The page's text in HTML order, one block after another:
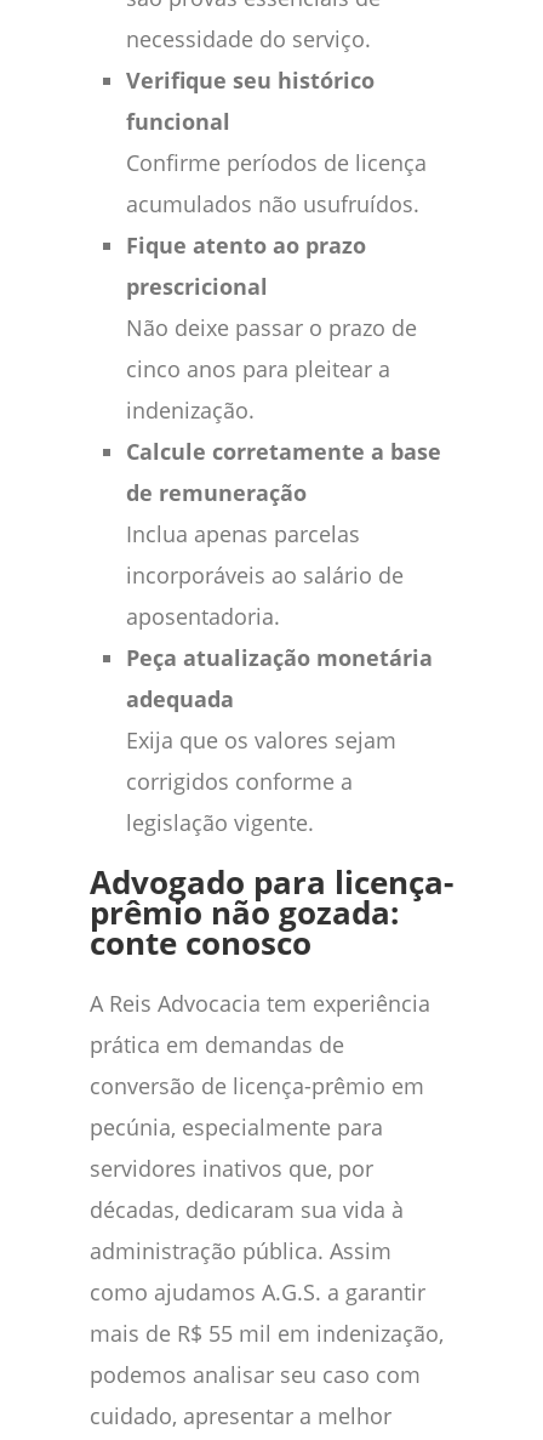
necessidade do serviço.
Verifique seu histórico
funcional
Confirme períodos de licença
acumulados não usufruídos.
Fique atento ao prazo
prescricional
Não deixe passar o prazo de
cinco anos para pleitear a
indenização.
Calcule corretamente a base
de remuneração
Inclua apenas parcelas
incorporáveis ao salário de
aposentadoria.
Peça atualização monetária
adequada
Exija que os valores sejam
corrigidos conforme a
legislação vigente.
Advogado para licença-
prêmio não gozada:
conte conosco
A Reis Advocacia tem experiência
prática em demandas de
conversão de licença-prêmio em
pecúnia, especialmente para
servidores inativos que, por
décadas, dedicaram sua vida à
administração pública. Assim
como ajudamos A.G.S. a garantir
mais de R$ 55 mil em indenização,
podemos analisar seu caso com
cuidado, apresentar a melhor